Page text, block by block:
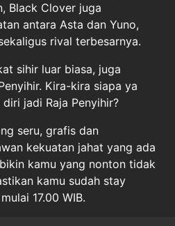
Black Clover juga
antara Asta dan Yuno,
rival terbesarnya.
sihir luar biasa, juga
Kira-kira siapa ya
jadi Raja Penyihir?
seru, grafis dan
kekuatan jahat yang ada
kamu yang nonton tidak
kamu sudah stay
17.00 WIB.